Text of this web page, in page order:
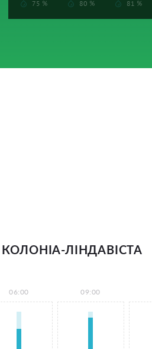
75 %
80 %
81 %
ЛІНДАВІСТА
06:00 09:00